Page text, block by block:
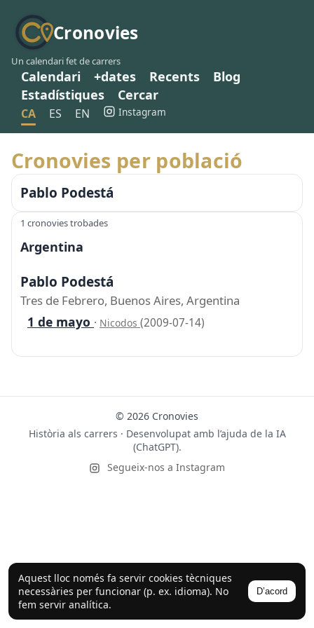
Cronovies
Un calendari fet de carrers
Calendari +dates Recents
Blog
Estadístiques
Cercar
CA ES EN Instagram
Aquest lloc només fa servir cookies tècniques
necessàries per funcionar (p. ex. idioma). No
fem servir analítica.
D’acord
Cronovies per població
Pablo Podestá
1 cronovies trobades
Argentina
Pablo Podestá
Tres de Febrero, Buenos Aires, Argentina
1 de mayo · Nicodos (2009-07-14)
© 2026 Cronovies
Història als carrers · Desenvolupat amb l’ajuda de la IA
(ChatGPT).
Segueix-nos a Instagram